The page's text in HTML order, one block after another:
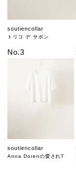
soutiencollar
トリコ デ サボン
No.3
soutiencollar
Anna Dorenの愛されT